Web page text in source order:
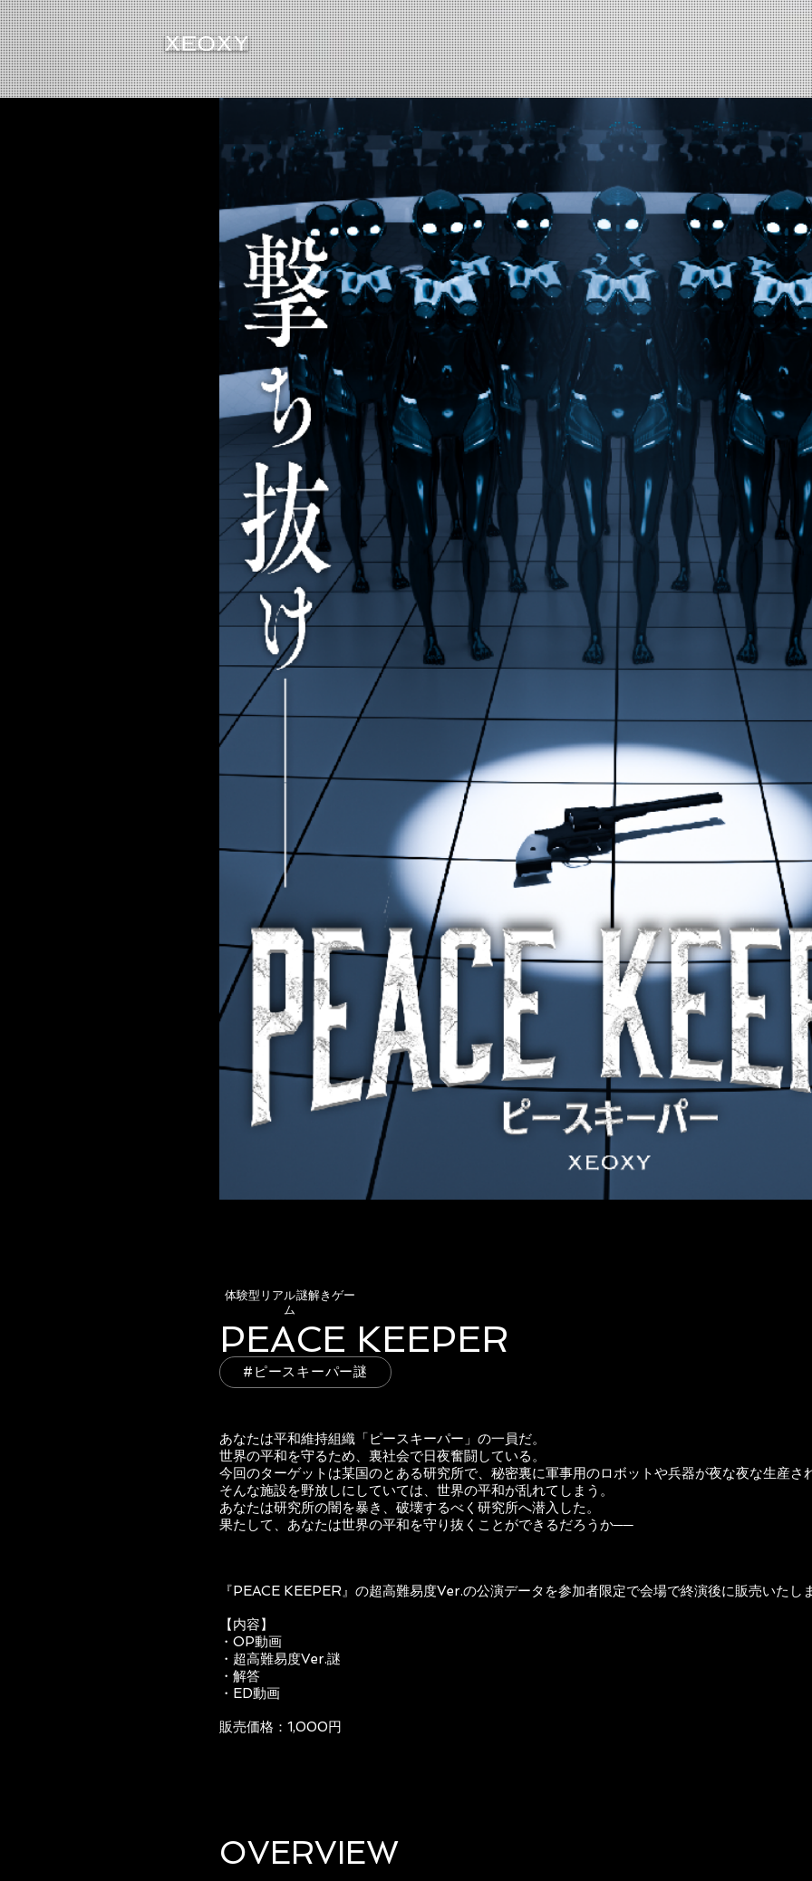
体験型リアル謎解きゲー
ム
PEACE KEEPER
あなたは平和維持組織「ピースキーパー」の一員だ。
世界の平和を守るため、裏社会で日夜奮闘している。
今回のターゲットは某国のとある研究所で、秘密裏に軍事用のロボットや兵器が夜な夜な生産さ
そんな施設を野放しにしていては、世界の平和が乱れてしまう。
あなたは研究所の闇を暴き、破壊するべく研究所へ潜入した。
果たして、あなたは世界の平和を守り抜くことができるだろうか──
『PEACE KEEPER』の超高難易度Ver.の公演データを参加者限定で会場で終演後に販売いたし
【内容】
・OP動画
・超高難易度Ver.謎
・解答
・ED動画
販売価格：1,000円
#ピースキーパー謎
OVERVIEW​